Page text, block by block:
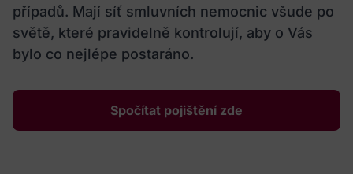
případů. Mají síť smluvních nemocnic všude po
světě, které pravidelně kontrolují, aby o Vás
bylo co nejlépe postaráno.
Spočítat pojištění zde